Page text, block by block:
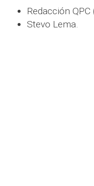
Redacción
Stevo Lema.